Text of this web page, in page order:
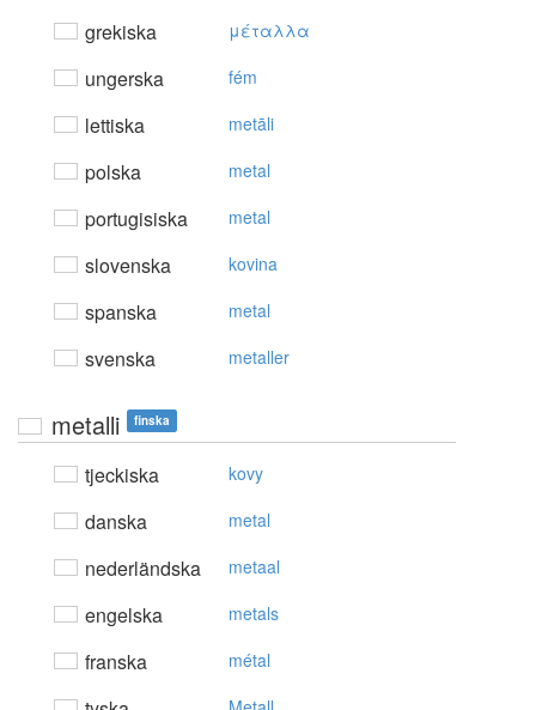
grekiska μέταλλα
ungerska fém
lettiska metāli
polska metal
portugisiska metal
slovenska kovina
spanska metal
svenska metaller
metalli finska
tjeckiska kovy
danska metal
nederländska metaal
engelska metals
franska métal